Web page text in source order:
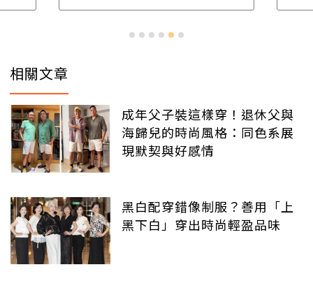
相關文章
成年父子裝這樣穿！退休父與
海歸兒的時尚風格：同色系展
現默契與好感情
黑白配穿錯像制服？善用「上
黑下白」穿出時尚輕盈品味